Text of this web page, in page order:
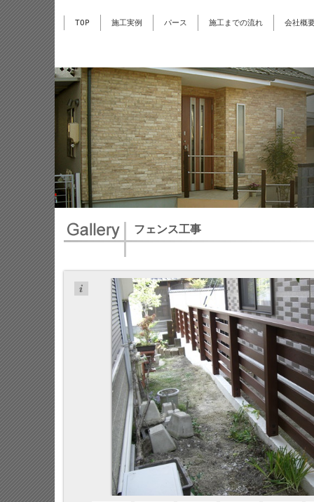
TOP 施工実例 パース 施工までの流れ 会社概
フェンス工事